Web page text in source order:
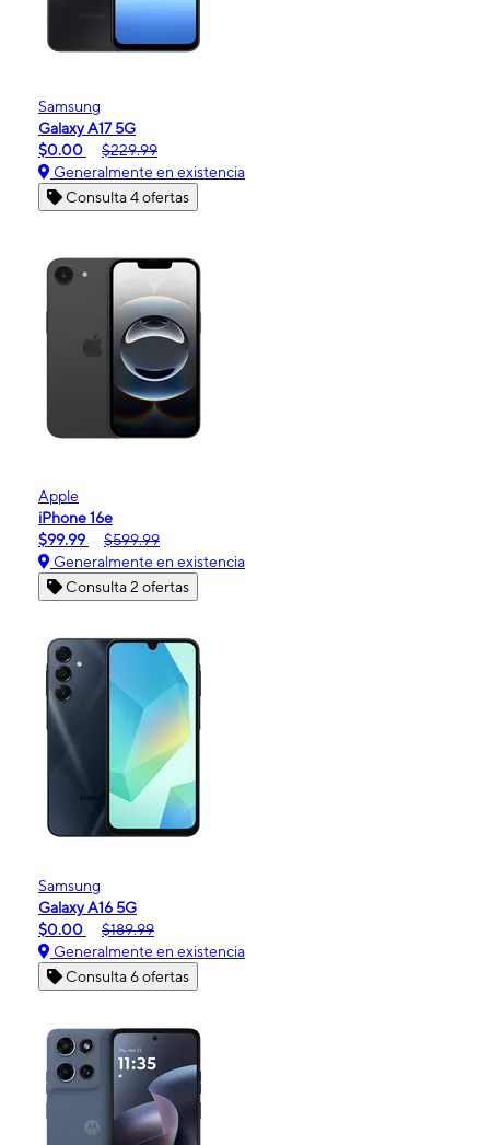
Samsung
Galaxy A17 5G
$0.00
$229.99
Generalmente en existencia
Consulta 4 ofertas
Apple
iPhone 16e
$99.99
$599.99
Generalmente en existencia
Consulta 2 ofertas
Samsung
Galaxy A16 5G
$0.00
$189.99
Generalmente en existencia
Consulta 6 ofertas